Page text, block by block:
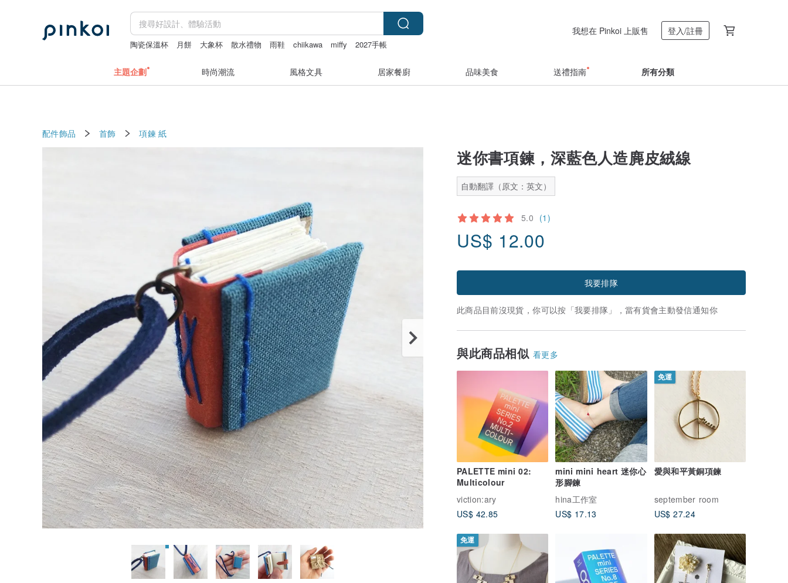
陶瓷保溫杯 月餅 大象杯 散水禮物 雨鞋 chiikawa miffy 2027手帳
我想在 Pinkoi 上販售 登入/註冊
主題企劃 時尚潮流 風格文具 居家餐廚 品味美食 送禮指南 所有分類
配件飾品 首飾 項鍊 紙
迷你書項鍊，深藍色人造麂皮絨線
自動翻譯（原文：英文）
5.0 (1)
US$ 12.00
我要排隊
此商品目前沒現貨，你可以按「我要排隊」，當有貨會主動發信通知你
與此商品相似 看更多
PALETTE mini 02:
Multicolour
viction:ary
US$ 42.85
mini mini heart 迷你心
形腳鍊
hina工作室
US$ 17.13
免運
愛與和平黃銅項鍊
september room
US$ 27.24
免運